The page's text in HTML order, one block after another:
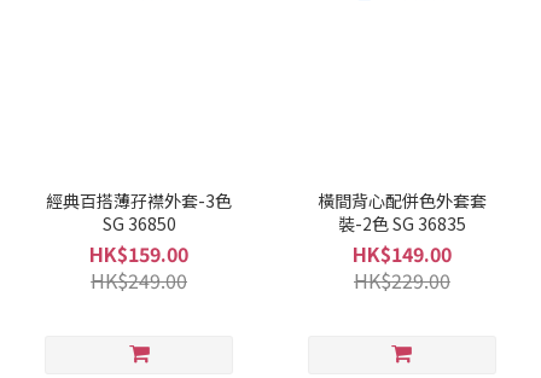
經典百搭薄孖襟外套-3色
SG 36850
HK$159.00
HK$249.00
橫間背心配併色外套套
裝-2色 SG 36835
HK$149.00
HK$229.00